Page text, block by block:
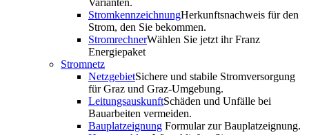
Varianten.
StromkennzeichnungHerkunftsnachweis für den
Strom, den Sie bekommen.
StromrechnerWählen Sie jetzt ihr Franz
Energiepaket
Stromnetz
NetzgebietSichere und stabile Stromversorgung
für Graz und Graz-Umgebung.
LeitungsauskunftSchäden und Unfälle bei
Bauarbeiten vermeiden.
Bauplatzeignung Formular zur Bauplatzeignung.